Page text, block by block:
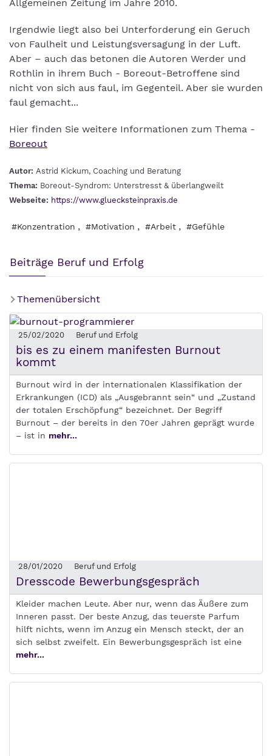
Allgemeinen Zeitung im Jahre 2010.
Irgendwie liegt also bei Unterforderung ein Geruch
von Faulheit und Leistungsversagung in der Luft.
Aber – auch das betonen die Autoren Werder und
Rothlin in ihrem Buch - Boreout-Betroffene sind
nicht von sich aus faul, im Gegenteil. Aber sie wurden
faul gemacht...
Hier finden Sie weitere Informationen zum Thema -
Boreout
Autor: Astrid Kickum, Coaching und Beratung
Thema: Boreout-Syndrom: Unterstresst & überlangweilt
Webseite: https://www.gluecksteinpraxis.de
#Konzentration , #Motivation , #Arbeit , #Gefühle
Beiträge Beruf und Erfolg
Themenübersicht
25/02/2020 Beruf und Erfolg
bis es zu einem manifesten Burnout
kommt
Burnout wird in der internationalen Klassifikation der
Erkrankungen (ICD) als „Ausgebrannt sein“ und „Zustand
der totalen Erschöpfung“ bezeichnet. Der Begriff
Burnout – der bereits in den 70er Jahren geprägt wurde
– ist in mehr...
28/01/2020 Beruf und Erfolg
Dresscode Bewerbungsgespräch
Kleider machen Leute. Aber nur, wenn das Äußere zum
Inneren passt. Der beste Anzug, das teuerste Parfum
hilft nichts, wenn im Anzug ein Mensch steckt, der an
sich selbst zweifelt. Ein Bewerbungsgespräch ist eine
mehr...